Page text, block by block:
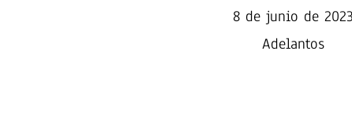
8 de junio de 2023
Adelantos